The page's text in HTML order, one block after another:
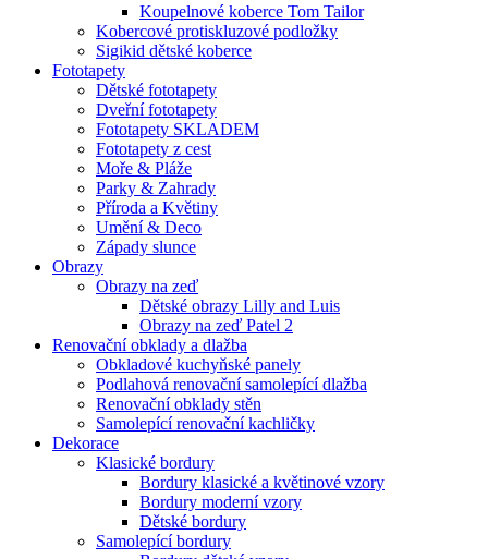
Koupelnové koberce Tom Tailor
Kobercové protiskluzové podložky
Sigikid dětské koberce
Fototapety
Dětské fototapety
Dveřní fototapety
Fototapety SKLADEM
Fototapety z cest
Moře & Pláže
Parky & Zahrady
Příroda a Květiny
Umění & Deco
Západy slunce
Obrazy
Obrazy na zeď
Dětské obrazy Lilly and Luis
Obrazy na zeď Patel 2
Renovační obklady a dlažba
Obkladové kuchyňské panely
Podlahová renovační samolepící dlažba
Renovační obklady stěn
Samolepící renovační kachličky
Dekorace
Klasické bordury
Bordury klasické a květinové vzory
Bordury moderní vzory
Dětské bordury
Samolepící bordury